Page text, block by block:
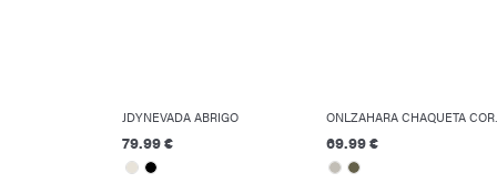
JDYNEVADA ABRIGO
79.99 € 69.99 €